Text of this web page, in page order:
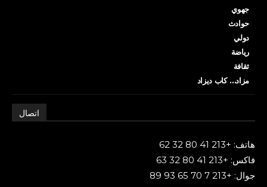
جهوي
حوادث
دولي
رياضة
ثقافة
مزاد… كاب ديزاد
اتصال
هاتف: +213 41 80 32 62
فاكس: +213 41 80 32 63
جوال: +213 7 70 65 93 89